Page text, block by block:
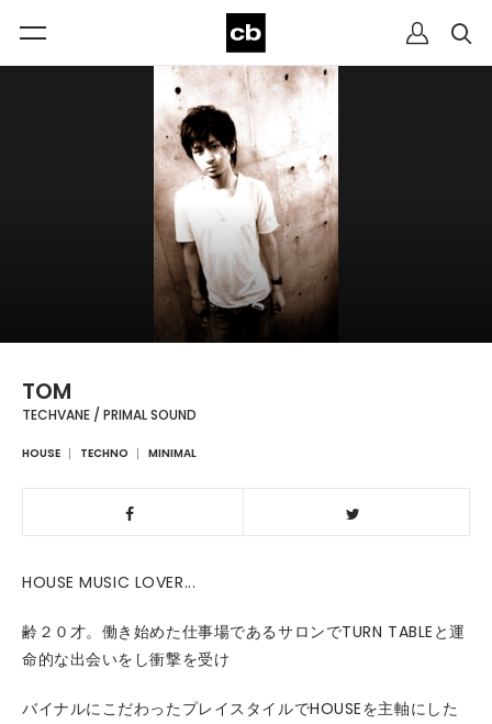
TOM
TECHVANE / PRIMAL SOUND
HOUSE TECHNO MINIMAL
HOUSE MUSIC LOVER...
齢２０才。働き始めた仕事場であるサロンでTURN TABLEと運
命的な出会いをし衝撃を受け
バイナルにこだわったプレイスタイルでHOUSEを主軸にした